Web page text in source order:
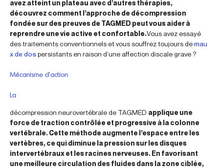
avez atteint un plateau avec d’autres thérapies,
découvrez comment l’approche de décompression
fondée sur des preuves de TAGMED peut vous aider à
reprendre une vie active et confortable.Vous avez essayé
des traitements conventionnels et vous souffrez toujours demau
x de dospersistants en raison d’une affection discale grave ?
Mécanisme d’action
La
décompression neurovertébrale de TAGMED applique une
force de traction contrôlée et progressive à la colonne
vertébrale. Cette méthode augmente l’espace entre les
vertèbres, ce qui diminue la pression sur les disques
intervertébraux et les racines nerveuses. En favorisant
une meilleure circulation des fluides dans la zone ciblée,